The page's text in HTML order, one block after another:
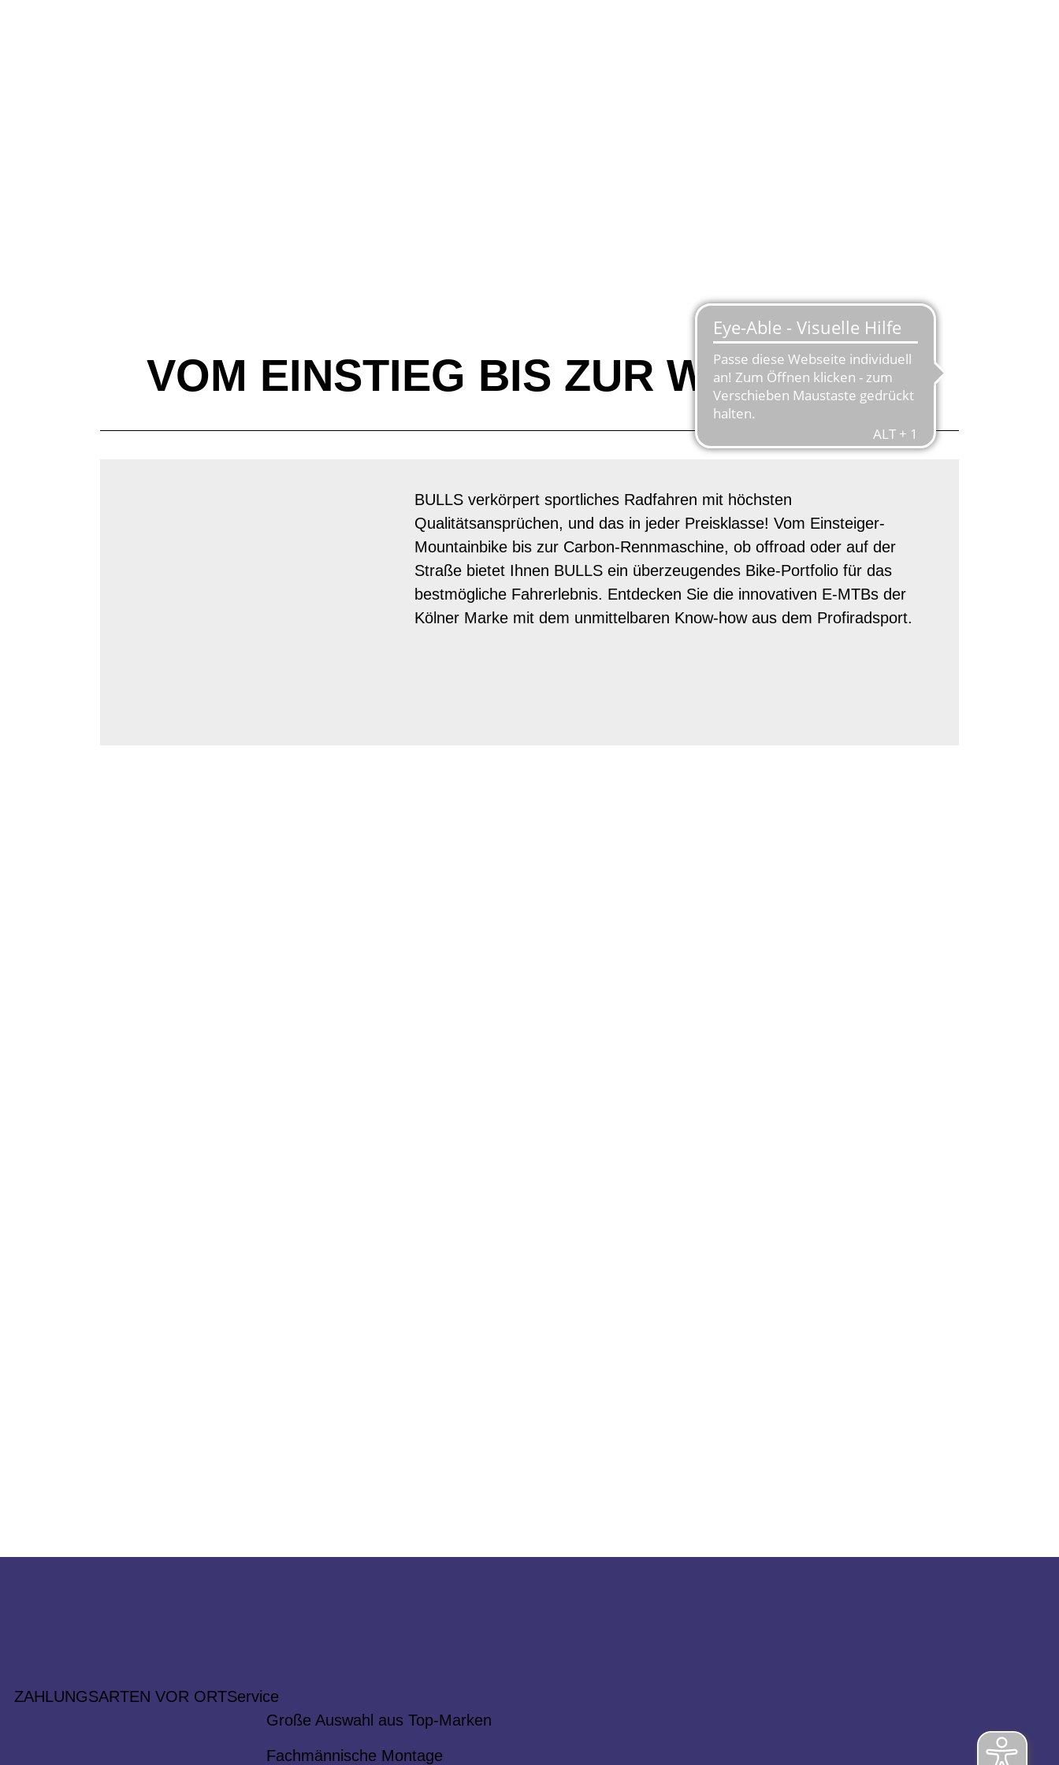
VOM EINSTIEG BIS ZUR WELTELITE
BULLS verkörpert sportliches Radfahren mit höchsten
Qualitätsansprüchen, und das in jeder Preisklasse! Vom Einsteiger-
Mountainbike bis zur Carbon-Rennmaschine, ob offroad oder auf der
Straße bietet Ihnen BULLS ein überzeugendes Bike-Portfolio für das
bestmögliche Fahrerlebnis. Entdecken Sie die innovativen E-MTBs der
Kölner Marke mit dem unmittelbaren Know-how aus dem Profiradsport.
ZAHLUNGSARTEN VOR ORTService
Große Auswahl aus Top-Marken
Fachmännische Montage